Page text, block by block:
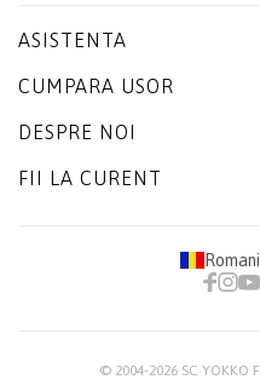
ASISTENTA
CUMPARA USOR
DESPRE NOI
FII LA CURENT
© 2004-2026 SC YOKKO